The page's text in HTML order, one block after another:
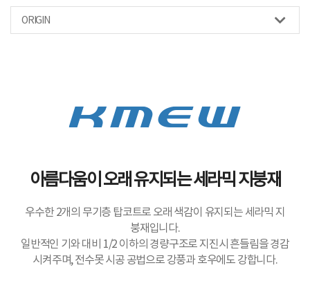
ORIGIN
아름다움이 오래 유지되는 세라믹 지붕재
우수한 2개의 무기층 탑코트로 오래 색감이 유지되는 세라믹 지
붕재입니다.
일반적인 기와 대비 1/2 이하의 경량구조로 지진시 흔들림을 경감
시켜주며, 전수못 시공 공법으로 강풍과 호우에도 강합니다.